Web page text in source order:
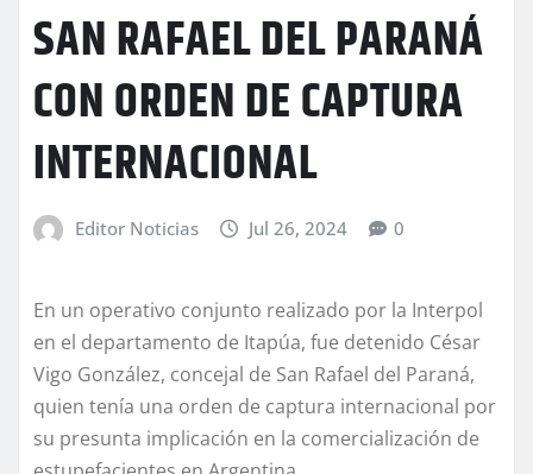
SAN RAFAEL DEL PARANÁ
CON ORDEN DE CAPTURA
INTERNACIONAL
Editor Noticias Jul 26, 2024 0
En un operativo conjunto realizado por la Interpol
en el departamento de Itapúa, fue detenido César
Vigo González, concejal de San Rafael del Paraná,
quien tenía una orden de captura internacional por
su presunta implicación en la comercialización de